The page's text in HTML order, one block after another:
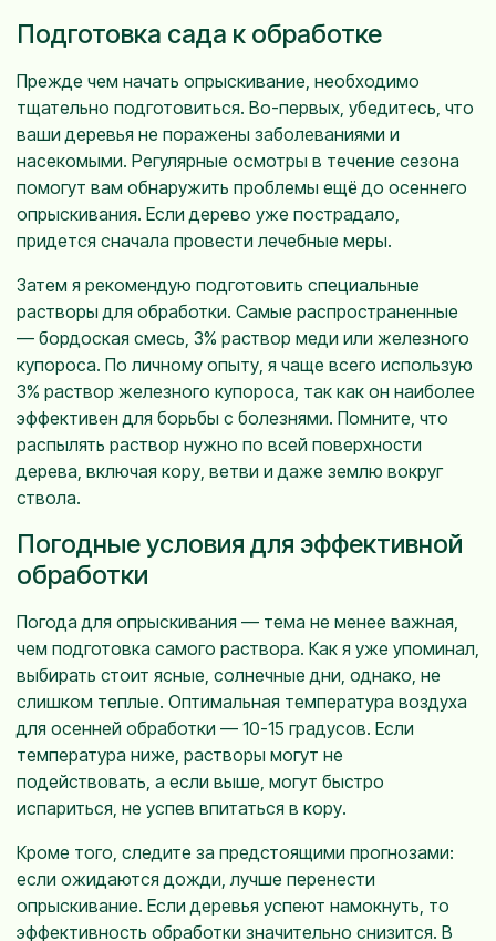
Подготовка сада к обработке
Прежде чем начать опрыскивание, необходимо
тщательно подготовиться. Во-первых, убедитесь, что
ваши деревья не поражены заболеваниями и
насекомыми. Регулярные осмотры в течение сезона
помогут вам обнаружить проблемы ещё до осеннего
опрыскивания. Если дерево уже пострадало,
придется сначала провести лечебные меры.
Затем я рекомендую подготовить специальные
растворы для обработки. Самые распространенные
— бордоская смесь, 3% раствор меди или железного
купороса. По личному опыту, я чаще всего использую
3% раствор железного купороса, так как он наиболее
эффективен для борьбы с болезнями. Помните, что
распылять раствор нужно по всей поверхности
дерева, включая кору, ветви и даже землю вокруг
ствола.
Погодные условия для эффективной
обработки
Погода для опрыскивания — тема не менее важная,
чем подготовка самого раствора. Как я уже упоминал,
выбирать стоит ясные, солнечные дни, однако, не
слишком теплые. Оптимальная температура воздуха
для осенней обработки — 10-15 градусов. Если
температура ниже, растворы могут не
подействовать, а если выше, могут быстро
испариться, не успев впитаться в кору.
Кроме того, следите за предстоящими прогнозами:
если ожидаются дожди, лучше перенести
опрыскивание. Если деревья успеют намокнуть, то
эффективность обработки значительно снизится. В